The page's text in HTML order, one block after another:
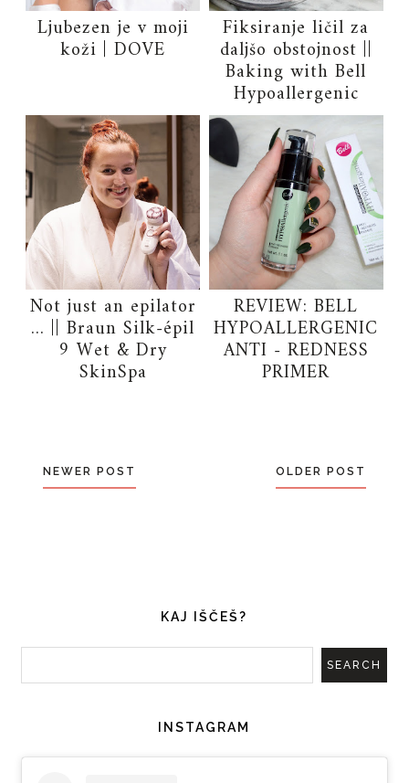
Ljubezen je v moji
koži | DOVE
Fiksiranje ličil za
daljšo obstojnost ||
Baking with Bell
Hypoallergenic
Not just an epilator
... || Braun Silk-épil
9 Wet & Dry
SkinSpa
REVIEW: BELL
HYPOALLERGENIC
ANTI - REDNESS
PRIMER
NEWER POST OLDER POST
KAJ IŠČEŠ?
INSTAGRAM